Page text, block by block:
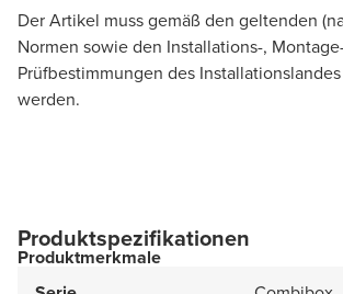
Der Artikel muss gemäß den geltenden
Normen sowie den Installations-,
Prüfbestimmungen des
werden.
Produktspezifikationen
Produktmerkmale